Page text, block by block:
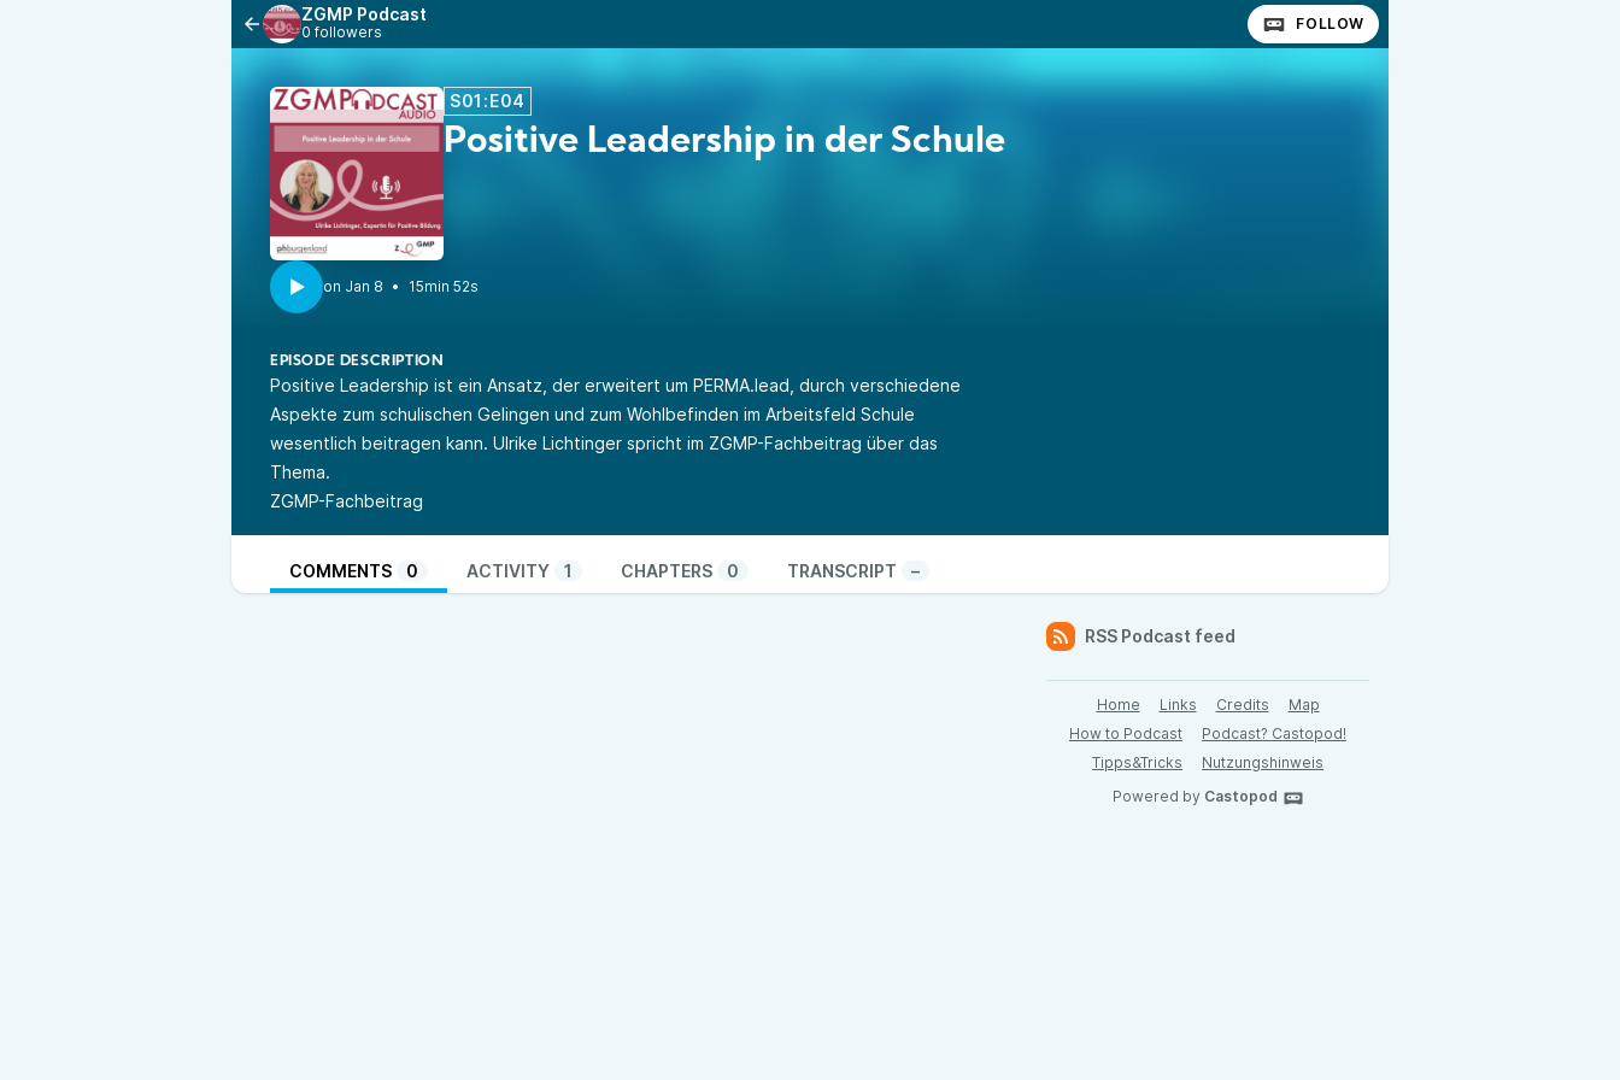
ZGMP Podcast
0 followers FOLLOW
S01:E04
Positive Leadership in der Schule
• 15min 52s
EPISODE DESCRIPTION
Positive Leadership ist ein Ansatz, der erweitert um PERMA.lead, durch verschiedene
Aspekte zum schulischen Gelingen und zum Wohlbefinden im Arbeitsfeld Schule
wesentlich beitragen kann. Ulrike Lichtinger spricht im ZGMP-Fachbeitrag über das
Thema.
ZGMP-Fachbeitrag
COMMENTS 0 ACTIVITY 1 CHAPTERS 0 TRANSCRIPT –
RSS Podcast feed
Home Links Credits
Map
How to Podcast
Podcast? Castopod!
Tipps&Tricks
Nutzungshinweis
Powered by Castopod